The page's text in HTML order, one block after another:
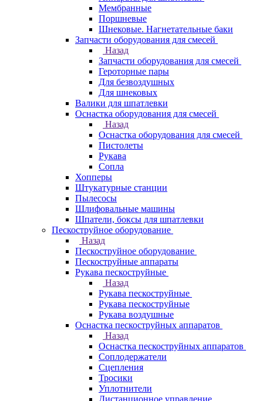
Мембранные
Поршневые
Шнековые. Нагнетательные баки
Запчасти оборудования для смесей
Назад
Запчасти оборудования для смесей
Героторные пары
Для безвоздушных
Для шнековых
Валики для шпатлевки
Оснастка оборудования для смесей
Назад
Оснастка оборудования для смесей
Пистолеты
Рукава
Сопла
Хопперы
Штукатурные станции
Пылесосы
Шлифовальные машины
Шпатели, боксы для шпатлевки
Пескоструйное оборудование
Назад
Пескоструйное оборудование
Пескоструйные аппараты
Рукава пескоструйные
Назад
Рукава пескоструйные
Рукава пескоструйные
Рукава воздушные
Оснастка пескоструйных аппаратов
Назад
Оснастка пескоструйных аппаратов
Соплодержатели
Сцепления
Тросики
Уплотнители
Дистанционное управление